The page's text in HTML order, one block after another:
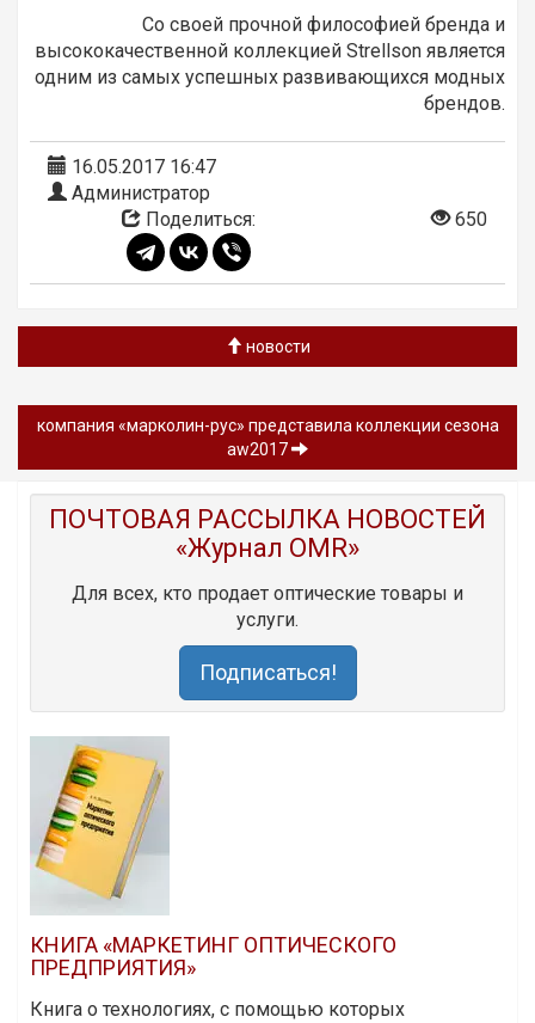
Со своей прочной философией бренда и
высококачественной коллекцией Strellson является
одним из самых успешных развивающихся модных
брендов.
16.05.2017 16:47
Администратор
Поделиться:
650
новости
компания «марколин-рус» представила коллекции сезона
aw2017
ПОЧТОВАЯ РАССЫЛКА НОВОСТЕЙ
«Журнал OMR»
Для всех, кто продает оптические товары и
услуги.
Подписаться!
КНИГА «МАРКЕТИНГ ОПТИЧЕСКОГО
ПРЕДПРИЯТИЯ»
Книга о технологиях, с помощью которых